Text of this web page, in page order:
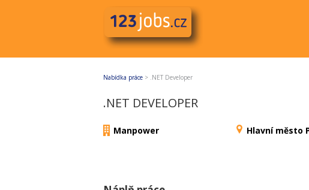
Nabídka práce > .NET Developer
.NET DEVELOPER
Manpower Hlavní město